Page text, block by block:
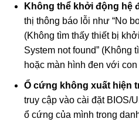
Không thể khởi động hệ
thị thông báo lỗi như “No
(Không tìm thấy thiết bị
System not found” (Không
hoặc màn hình đen với con
Ổ cứng không xuất hiện
truy cập vào cài đặt BIOS/
ổ cứng của mình trong